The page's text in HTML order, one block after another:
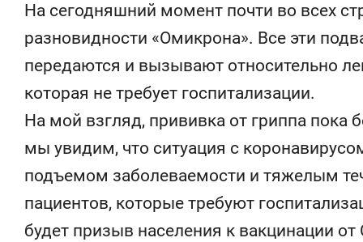
На сегодняшний момент почти во всех
разновидности «Омикрона». Все эти
передаются и вызывают относительно
которая не требует госпитализации.
На мой взгляд, прививка от гриппа пока
мы увидим, что ситуация с
подъемом заболеваемости и тяжелым
пациентов, которые требуют
будет призыв населения к вакцинации